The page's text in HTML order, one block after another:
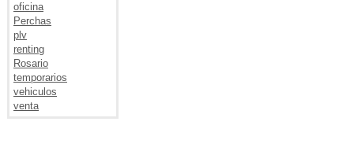
oficina
Perchas
plv
renting
Rosario
temporarios
vehiculos
venta